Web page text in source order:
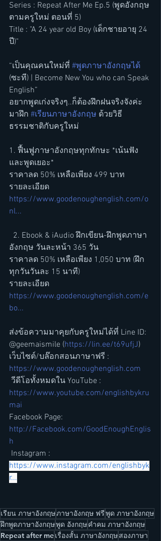
Series : Repeat After Me Ep.5 (พูดอังกฤษ
ตามครูใหม่ ตอนที่ 5)
Title : "A 24 year old Boy (เด็กชายอายุ 24
ปี)"
“เป็นคุณคนใหม่ที่ #พูดภาษาอังกฤษได้
(ซะที) | Become New You who can Speak
English”
อยากพูดเก่งจริงๆ..ก็ต้องฝึกฝนจริงจังค่ะ
มาฝึก #เรียนภาษาอังกฤษ ด้วยวิธี
ธรรมชาติกับครูใหม่
1. ฟื้นฟูภาษาอังกฤษทุกทักษะ *เน้นฟัง
และพูดเยอะ*
ราคาลด 50% เหลือเพียง 499 บาท
รายละเอียด
https://www.goodenoughenglish.com/o
nl...
อังกฤษ วันละหน้า 365 วัน
ราคาลด 50% เหลือเพียง 1,050 บาท (ฝึก
ทุกวันวันละ 15 นาที)
รายละเอียด
https://www.goodenoughenglish.com/e
bo...
ส่งข้อความมาคุยกับครูใหม่ได้ที่ Line ID:
@geemaismile (https://lin.ee/t69ufjJ)
เว็บไซต์/บล๊อกสอนภาษาฟรี :
https://www.goodenoughenglish.com
วีดีโอทั้งหมดใน YouTube :
https://www.youtube.com/englishbykru
mai
Facebook Page:
http://Facebook.com/GoodEnoughEnglis
h
Instagram :
https://www.instagram.com/englishbyk
r...
เรียน ภาษาอังกฤษภาษาอังกฤษ ฟรีพูด ภาษาอังกฤษ
ฝึกพูดภาษาอังกฤษพูด อังกฤษคำคม ภาษาอังกฤษ
Repeat after meเรื่องสั้น ภาษาอังกฤษสองภาษา